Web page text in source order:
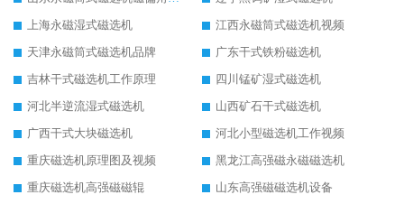
上海永磁湿式磁选机
江西永磁筒式磁选机视频
天津永磁筒式磁选机品牌
广东干式铁粉磁选机
吉林干式磁选机工作原理
四川锰矿湿式磁选机
河北半逆流湿式磁选机
山西矿石干式磁选机
广西干式大块磁选机
河北小型磁选机工作视频
重庆磁选机原理图及视频
黑龙江高强磁永磁磁选机
重庆磁选机高强磁磁辊
山东高强磁磁选机设备